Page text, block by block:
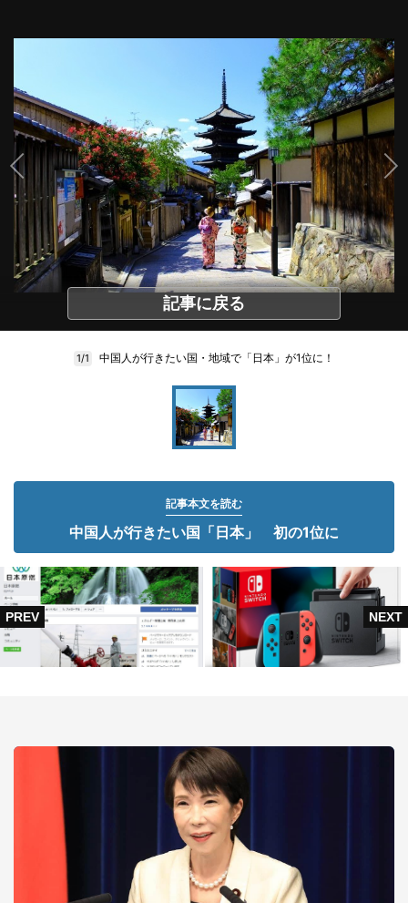
記事に戻る
1/1 中国人が行きたい国・地域で「日本」が1位に！
記事本文を読む
中国人が行きたい国「日本」 初の1位に